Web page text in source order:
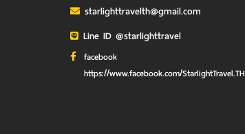
starlighttravelth@gmail.com
Line ID @starlighttravel
facebook
https://www.facebook.com/StarlightTravel.TH